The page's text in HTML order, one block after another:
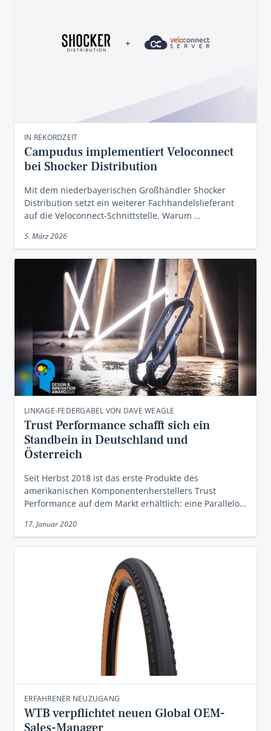
IN REKORDZEIT
Campudus implementiert Veloconnect
bei Shocker Distribution
Mit dem niederbayerischen Großhändler Shocker
Distribution setzt ein weiterer Fachhandelslieferant
auf die Veloconnect-Schnittstelle. Warum …
5. März 2026
LINKAGE-FEDERGABEL VON DAVE WEAGLE
Trust Performance schafft sich ein
Standbein in Deutschland und
Österreich
Seit Herbst 2018 ist das erste Produkte des
amerikanischen Komponentenherstellers Trust
Performance auf dem Markt erhältlich: eine Parallelo…
17. Januar 2020
ERFAHRENER NEUZUGANG
WTB verpflichtet neuen Global OEM-